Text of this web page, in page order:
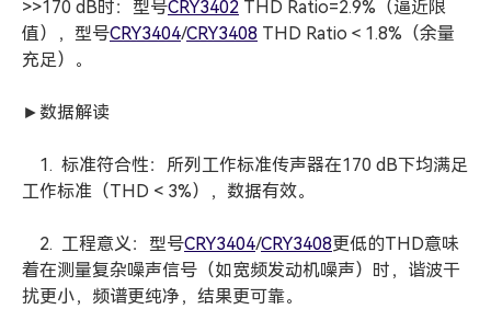
>>170 dB时：型号CRY3402 THD Ratio=2.9%（逼近限
值），型号CRY3404/CRY3408 THD Ratio＜1.8%（余量
充足）。
►数据解读
1. 标准符合性：所列工作标准传声器在170 dB下均满足
工作标准（THD < 3%），数据有效。
2. 工程意义：型号CRY3404/CRY3408更低的THD意味
着在测量复杂噪声信号（如宽频发动机噪声）时，谐波干
扰更小，频谱更纯净，结果更可靠。